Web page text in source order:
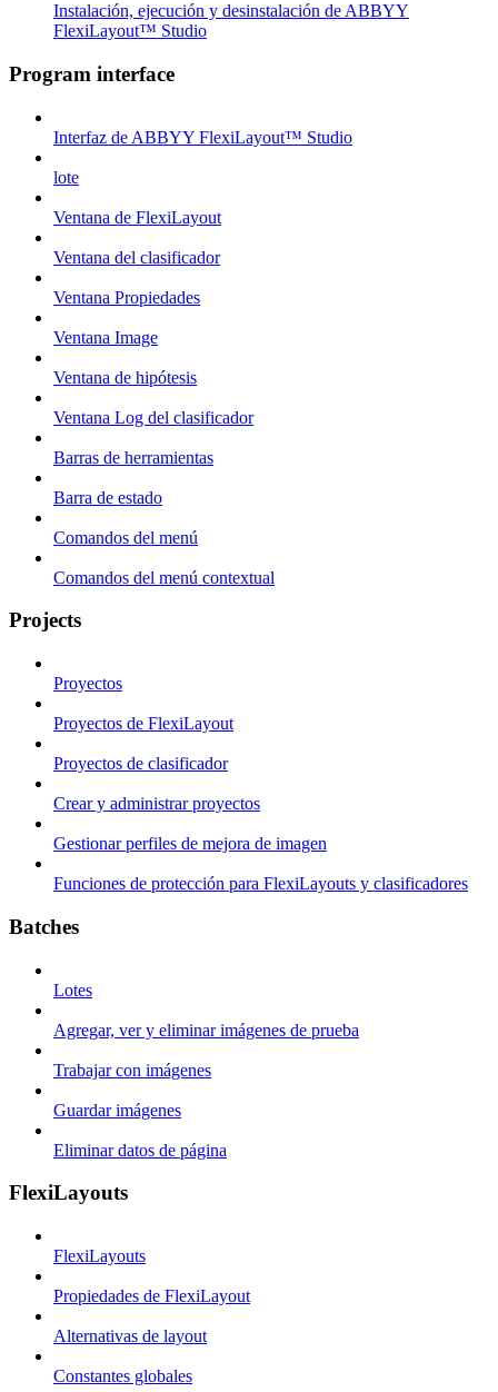
Instalación, ejecución y desinstalación de ABBYY
FlexiLayout™ Studio
Program interface
Interfaz de ABBYY FlexiLayout™ Studio
lote
Ventana de FlexiLayout
Ventana del clasificador
Ventana Propiedades
Ventana Image
Ventana de hipótesis
Ventana Log del clasificador
Barras de herramientas
Barra de estado
Comandos del menú
Comandos del menú contextual
Projects
Proyectos
Proyectos de FlexiLayout
Proyectos de clasificador
Crear y administrar proyectos
Gestionar perfiles de mejora de imagen
Funciones de protección para FlexiLayouts y clasificadores
Batches
Lotes
Agregar, ver y eliminar imágenes de prueba
Trabajar con imágenes
Guardar imágenes
Eliminar datos de página
FlexiLayouts
FlexiLayouts
Propiedades de FlexiLayout
Alternativas de layout
Constantes globales